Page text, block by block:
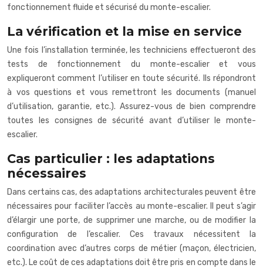
fonctionnement fluide et sécurisé du monte-escalier.
La vérification et la mise en service
Une fois l’installation terminée, les techniciens effectueront des
tests de fonctionnement du monte-escalier et vous
expliqueront comment l’utiliser en toute sécurité. Ils répondront
à vos questions et vous remettront les documents (manuel
d’utilisation, garantie, etc.). Assurez-vous de bien comprendre
toutes les consignes de sécurité avant d’utiliser le monte-
escalier.
Cas particulier : les adaptations
nécessaires
Dans certains cas, des adaptations architecturales peuvent être
nécessaires pour faciliter l’accès au monte-escalier. Il peut s’agir
d’élargir une porte, de supprimer une marche, ou de modifier la
configuration de l’escalier. Ces travaux nécessitent la
coordination avec d’autres corps de métier (maçon, électricien,
etc.). Le coût de ces adaptations doit être pris en compte dans le